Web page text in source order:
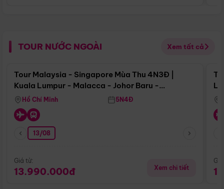
TOUR NƯỚC NGOÀI Xem tất cả
Điểm nổi bật
Tour Malaysia - Singapore Mùa Thu 4N3Đ |
Kuala Lumpur - Malacca - Johor Baru -
Singapore
Hồ Chí Minh 5N4Đ
13/08
Giá từ:
13.990.000đ Xem chi tiết